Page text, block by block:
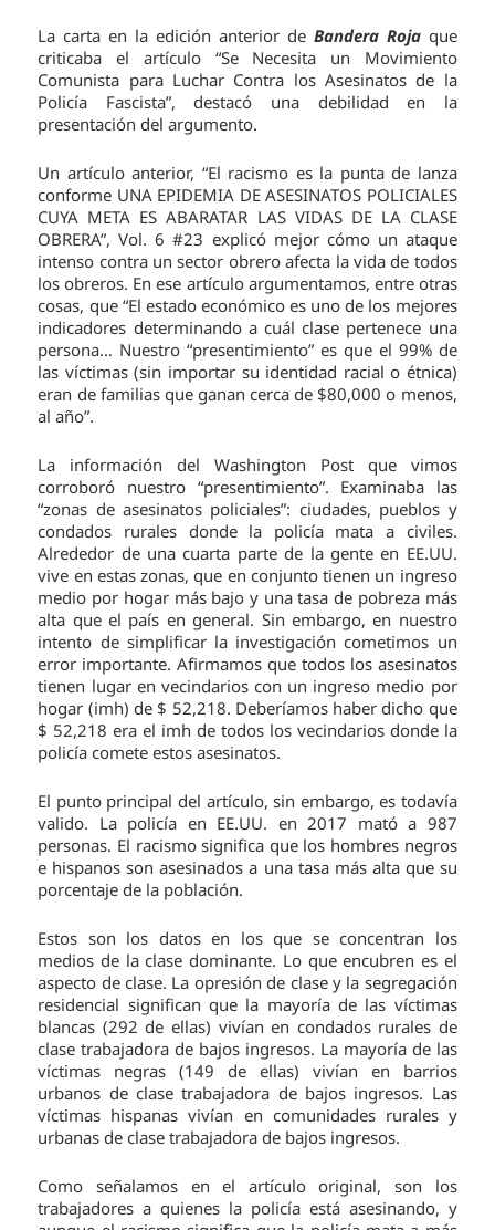
La carta en la edición anterior de Bandera Rojaque
criticaba el artículo “Se Necesita un Movimiento
Comunista para Luchar Contra los Asesinatos de la
Policía Fascista”, destacó una debilidad en la
presentación del argumento.
Un artículo anterior, “El racismo es la punta de lanza
conforme UNA EPIDEMIA DE ASESINATOS POLICIALES
CUYA META ES ABARATAR LAS VIDAS DE LA CLASE
OBRERA”, Vol. 6 #23 explicó mejor cómo un ataque
intenso contra un sector obrero afecta la vida de todos
los obreros. En ese artículo argumentamos, entre otras
cosas, que “El estado económico es uno de los mejores
indicadores determinando a cuál clase pertenece una
persona… Nuestro “presentimiento” es que el 99% de
las víctimas (sin importar su identidad racial o étnica)
eran de familias que ganan cerca de $80,000 o menos,
al año”.
La información del Washington Post que vimos
corroboró nuestro “presentimiento”. Examinaba las
“zonas de asesinatos policiales”: ciudades, pueblos y
condados rurales donde la policía mata a civiles.
Alrededor de una cuarta parte de la gente en EE.UU.
vive en estas zonas, que en conjunto tienen un ingreso
medio por hogar más bajo y una tasa de pobreza más
alta que el país en general. Sin embargo, en nuestro
intento de simplificar la investigación cometimos un
error importante. Afirmamos que todos los asesinatos
tienen lugar en vecindarios con un ingreso medio por
hogar (imh) de $ 52,218. Deberíamos haber dicho que
$ 52,218 era el imh de todos los vecindarios donde la
policía comete estos asesinatos.
El punto principal del artículo, sin embargo, es todavía
valido. La policía en EE.UU. en 2017 mató a 987
personas. El racismo significa que los hombres negros
e hispanos son asesinados a una tasa más alta que su
porcentaje de la población.
Estos son los datos en los que se concentran los
medios de la clase dominante. Lo que encubren es el
aspecto de clase. La opresión de clase y la segregación
residencial significan que la mayoría de las víctimas
blancas (292 de ellas) vivían en condados rurales de
clase trabajadora de bajos ingresos. La mayoría de las
víctimas negras (149 de ellas) vivían en barrios
urbanos de clase trabajadora de bajos ingresos. Las
víctimas hispanas vivían en comunidades rurales y
urbanas de clase trabajadora de bajos ingresos.
Como señalamos en el artículo original, son los
trabajadores a quienes la policía está asesinando, y